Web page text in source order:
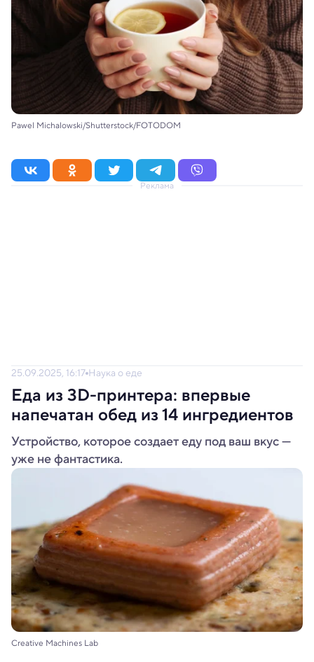
Pawel Michalowski/Shutterstock/FOTODOM
Реклама
25.09.2025, 16:17 Наука о еде
Еда из 3D-принтера: впервые
напечатан обед из 14 ингредиентов
Устройство, которое создает еду под ваш вкус —
уже не фантастика.
Creative Machines Lab